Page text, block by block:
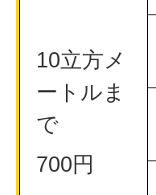
10立方メ
ートルま
で
700円